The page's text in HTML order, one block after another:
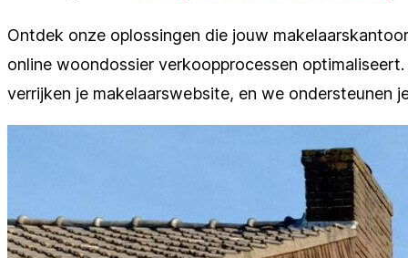
Ontdek onze oplossingen die jouw
online woondossier verkoopprocessen
verrijken je makelaarswebsite, en we ondersteunen